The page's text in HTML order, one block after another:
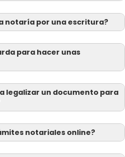
notaría por una escritura?
para hacer unas
legalizar un documento para
notariales online?